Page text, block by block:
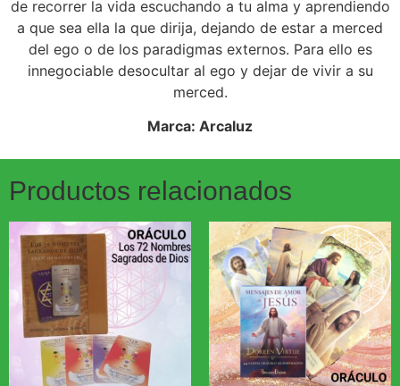
de recorrer la vida escuchando a tu alma y aprendiendo
a que sea ella la que dirija, dejando de estar a merced
del ego o de los paradigmas externos. Para ello es
innegociable desocultar al ego y dejar de vivir a su
merced.
Marca: Arcaluz
Productos relacionados